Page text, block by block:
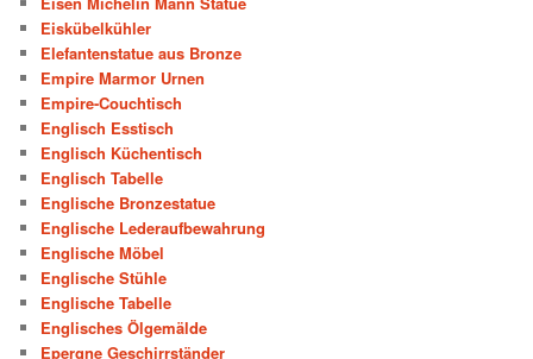
Eiskübelkühler
Elefantenstatue aus Bronze
Empire Marmor Urnen
Empire-Couchtisch
Englisch Esstisch
Englisch Küchentisch
Englisch Tabelle
Englische Bronzestatue
Englische Lederaufbewahrung
Englische Möbel
Englische Stühle
Englische Tabelle
Englisches Ölgemälde
Epergne Geschirrständer